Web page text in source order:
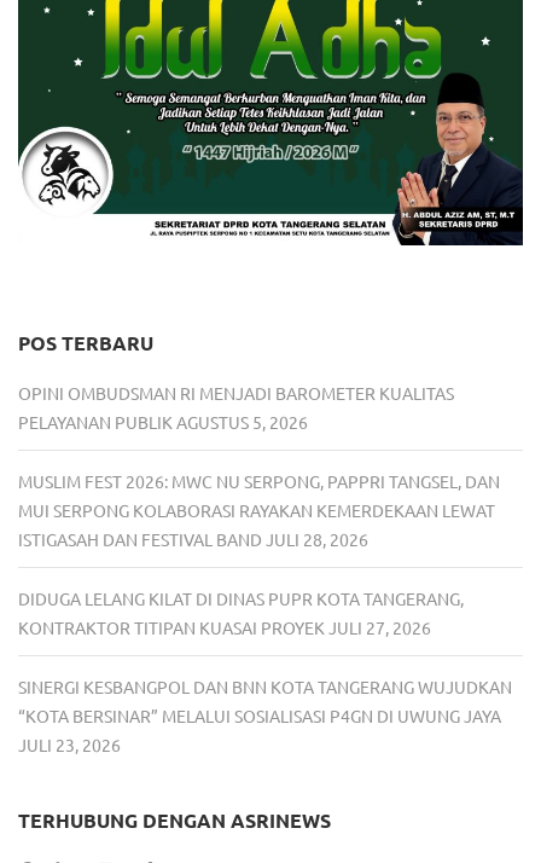
POS TERBARU
OPINI OMBUDSMAN RI MENJADI BAROMETER KUALITAS
PELAYANAN PUBLIK AGUSTUS 5, 2026
MUSLIM FEST 2026: MWC NU SERPONG, PAPPRI TANGSEL, DAN
MUI SERPONG KOLABORASI RAYAKAN KEMERDEKAAN LEWAT
ISTIGASAH DAN FESTIVAL BAND JULI 28, 2026
DIDUGA LELANG KILAT DI DINAS PUPR KOTA TANGERANG,
KONTRAKTOR TITIPAN KUASAI PROYEK JULI 27, 2026
SINERGI KESBANGPOL DAN BNN KOTA TANGERANG WUJUDKAN
“KOTA BERSINAR” MELALUI SOSIALISASI P4GN DI UWUNG JAYA
JULI 23, 2026
TERHUBUNG DENGAN ASRINEWS